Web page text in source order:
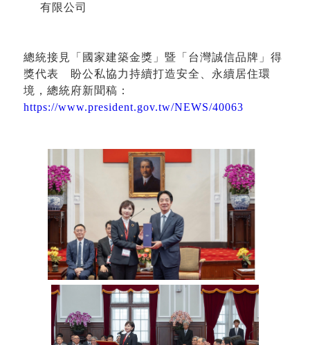
有限公司
總統接見「國家建築金獎」暨「台灣誠信品牌」得
獎代表 盼公私協力持續打造安全、永續居住環
境，總統府新聞稿：
https://www.president.gov.tw/NEWS/40063